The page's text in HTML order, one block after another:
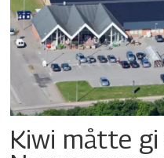
Kiwi måtte gi